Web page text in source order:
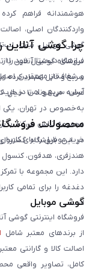
هوشمندانه فراهم
واردکنندگان اصلی،
گوشی موبایل، تبلت،
نیازهای دیجیتال خود را
و شفاف از مهم‌ترین
آسان، سریع و امن در خرید
چرا گوشی آنلاین
فروشگاه گوشی آنلاین با
سریع و قابل اعتماد کرده
عرضه می‌شوند تا خیال
به‌خصوص در تهران، یکی
مجموعه تلاش می‌کند با
خرید موبایل را برای
محصولات
در این فروشگاه
هندزفری، هدفون، کنسول
دارد. این مجموعه با
دغدغه را برای تمامی
است:
گوشی موبایل
فروشگاه اینترنتی گوشی
از برندهای معتبر شامل
اصالت کالا و گارانتی
کامل، تصاویر واقعی